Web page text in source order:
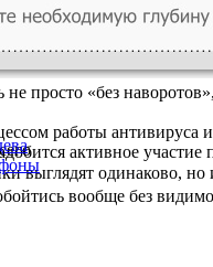
просто «без
работы антивируса
активное участие
выглядят одинаково,
вообще без